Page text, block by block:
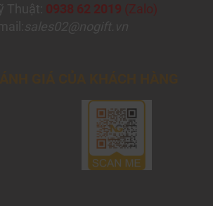
Thuật:
sales02@nogift.vn